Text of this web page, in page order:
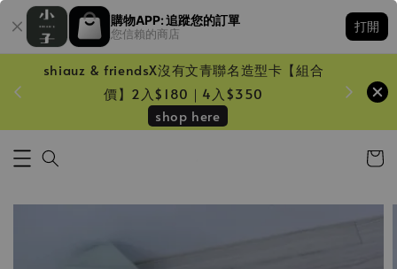
購物APP: 追蹤您的訂單
您信賴的商店
打開
shiauz & friendsX沒有文青聯名造型卡【組合
價】2入$180｜4入$350
shop here